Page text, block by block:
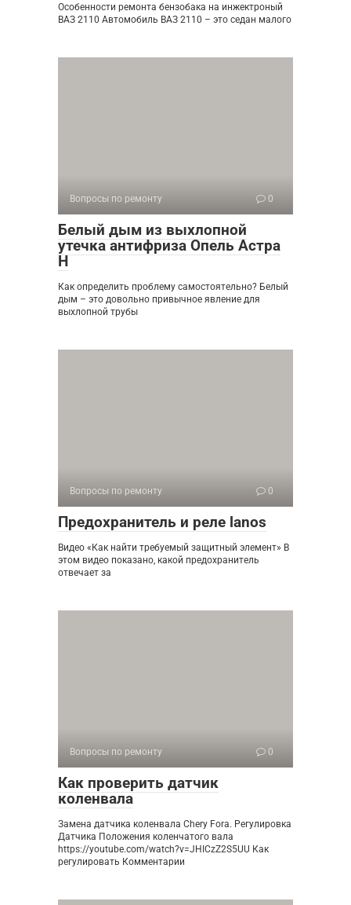
Особенности ремонта бензобака на инжектроный
ВАЗ 2110 Автомобиль ВАЗ 2110 – это седан малого
Вопросы по ремонту 0
Белый дым из выхлопной
утечка антифриза Опель Астра
Н
Как определить проблему самостоятельно? Белый
дым – это довольно привычное явление для
выхлопной трубы
Вопросы по ремонту 0
Предохранитель и реле lanos
Видео «Как найти требуемый защитный элемент» В
этом видео показано, какой предохранитель
отвечает за
Вопросы по ремонту 0
Как проверить датчик
коленвала
Замена датчика коленвала Chery Fora. Регулировка
Датчика Положения коленчатого вала
https://youtube.com/watch?v=JHICzZ2S5UU Как
регулировать Комментарии